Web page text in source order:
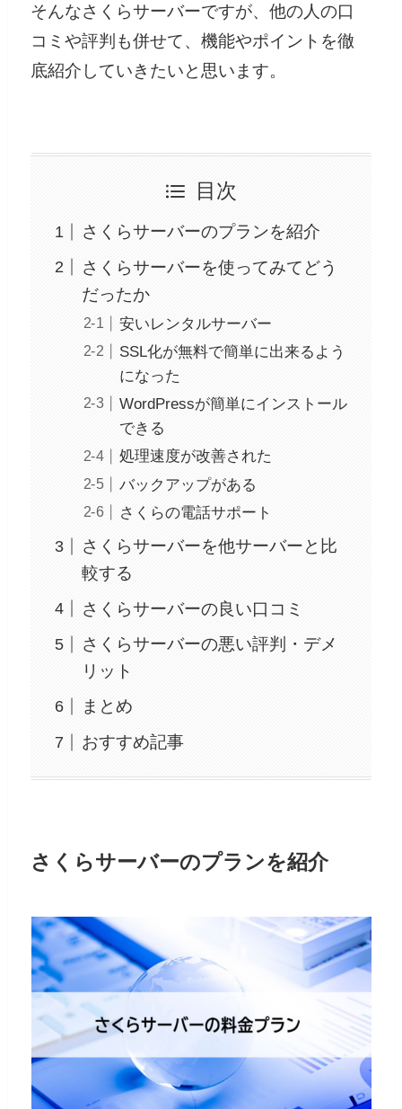
そんなさくらサーバーですが、他の人の口
コミや評判も併せて、機能やポイントを徹
底紹介していきたいと思います。
目次
さくらサーバーのプランを紹介
さくらサーバーを使ってみてどう
だったか
安いレンタルサーバー
SSL化が無料で簡単に出来るよう
になった
WordPressが簡単にインストール
できる
処理速度が改善された
バックアップがある
さくらの電話サポート
さくらサーバーを他サーバーと比
較する
さくらサーバーの良い口コミ
さくらサーバーの悪い評判・デメ
リット
まとめ
おすすめ記事
さくらサーバーのプランを紹介